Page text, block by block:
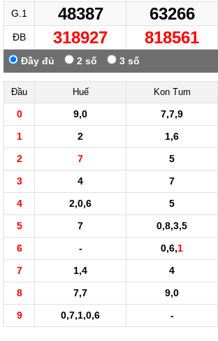
G.1 48387 63266
ĐB 318927 818561
Đầy đủ 2 số 3 số
Đầu Huế Kon Tum
0 9,0 7,7,9
1
2 1,6
2
7 5
3
4 7
4
2,0,6 5
5
7 0,8,3,5
6
- 0,6,1
7
1,4 4
8
7,7 9,0
9
0,7,1,0,6 -